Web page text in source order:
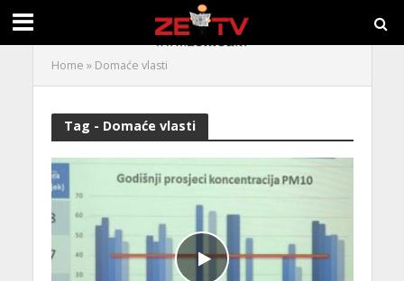
Home » Domaće vlasti
Tag - Domaće vlasti